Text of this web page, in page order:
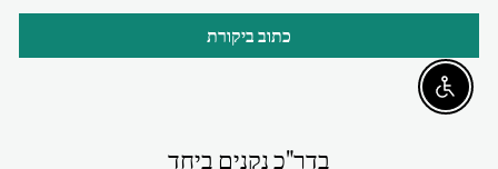
כתוב ביקורת
בדר"כ נקנים ביחד
Enable accessibility